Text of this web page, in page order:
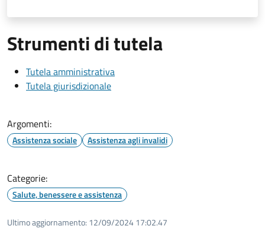
Strumenti di tutela
Tutela amministrativa
Tutela giurisdizionale
Argomenti:
Assistenza sociale Assistenza agli invalidi
Categorie:
Salute, benessere e assistenza
Ultimo aggiornamento: 12/09/2024 17:02.47